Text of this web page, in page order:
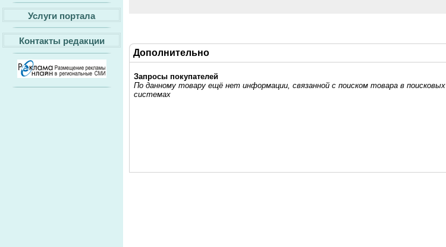
Услуги портала
Контакты редакции
Дополнительно
Запросы покупателей
По данному товару ещё нет информации, связанной с поиском товара в поисковых
системах